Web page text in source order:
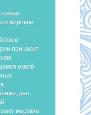
и мировое
приносит
около
дно
морские